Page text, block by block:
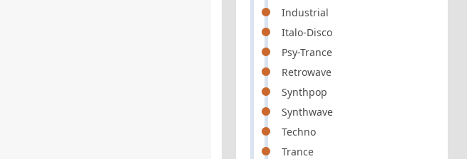
Industrial
Italo-Disco
Psy-Trance
Retrowave
Synthpop
Synthwave
Techno
Trance